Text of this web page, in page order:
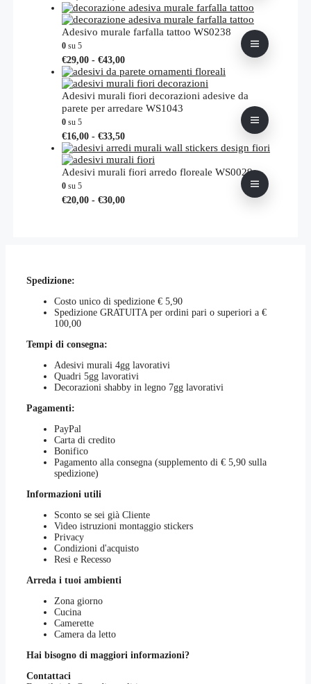
di
prezzo:
da
€55,00
prodotto
ha
più
possono
essere
scelte
nella
del
prodotto
Adesivo murale farfalla tattoo WS0238
0 su 5
€29,00 - €43,00Fascia
di
prezzo:
da
€29,00
a
Questo
prodotto
ha
più
varianti.
possono
essere
scelte
nella
del
Adesivi murali fiori decorazioni adesive da
parete per arredare WS1043
0 su 5
€16,00 - €33,50Fascia
di
prezzo:
da
€33,50
Questo
prodotto
ha
più
Adesivi murali fiori arredo floreale WS0029
0 su 5
€20,00 - €30,00Fascia
Questo
scelte
nella
Spedizione:
Costo unico di spedizione € 5,90
Spedizione GRATUITA per ordini pari o superiori a €
100,00
Tempi di consegna:
Adesivi murali 4gg lavorativi
Quadri 5gg lavorativi
Decorazioni shabby in legno 7gg lavorativi
Pagamenti:
PayPal
Carta di credito
Bonifico
Pagamento alla consegna (supplemento di € 5,90 sulla
spedizione)
Informazioni utili
Sconto se sei già Cliente
Video istruzioni montaggio stickers
Privacy
Condizioni d'acquisto
Resi e Recesso
Arreda i tuoi ambienti
Zona giorno
Cucina
Camerette
Camera da letto
Hai bisogno di maggiori informazioni?
Contattaci